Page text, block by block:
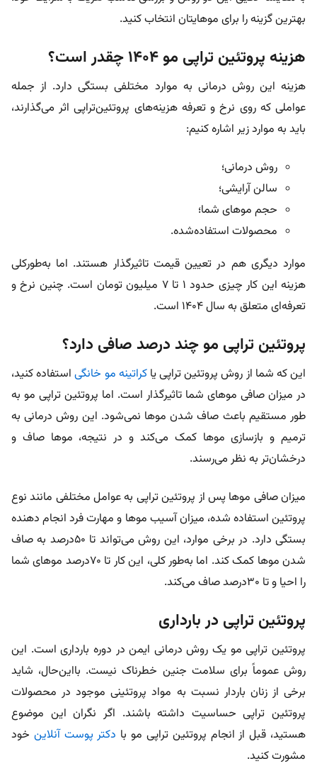
بهترین گزینه را برای موهایتان انتخاب کنید.
هزینه پروتئین تراپی مو ۱۴۰۴ چقدر است؟
هزینه این روش درمانی به موارد مختلفی بستگی دارد. از جمله
عواملی که روی نرخ و تعرفه هزینه‌های پروتئین‌تراپی اثر می‌گذارند،
باید به موارد زیر اشاره کنیم:
روش درمانی؛
سالن آرایشی؛
حجم موهای شما؛
محصولات استفاده‌شده.
موارد دیگری هم در تعیین قیمت تاثیرگذار هستند. اما به‌طورکلی
هزینه این کار چیزی حدود ۱ تا ۷ میلیون تومان است. چنین نرخ و
تعرفه‌ای متعلق به سال ۱۴۰۴ است.
پروتئین تراپی مو چند درصد صافی دارد؟
این که شما از روش پروتئین تراپی یاکراتینه مو خانگیاستفاده کنید،
در میزان صافی موهای شما تاثیرگذار است. اما پروتئین تراپی مو به
طور مستقیم باعث صاف شدن موها نمی‌شود. این روش درمانی به
ترمیم و بازسازی موها کمک می‌کند و در نتیجه، موها صاف و
درخشان‌تر به نظر می‌رسند.
میزان صافی موها پس از پروتئین تراپی به عوامل مختلفی مانند نوع
پروتئین استفاده شده، میزان آسیب موها و مهارت فرد انجام دهنده
بستگی دارد. در برخی موارد، این روش می‌تواند تا ۵۰درصد به صاف
شدن موها کمک کند. اما به‌طور کلی، این کار تا ۷۰درصد موهای شما
را احیا و تا ۳۰درصد صاف می‌کند.
پروتئین تراپی در بارداری
پروتئین تراپی مو یک روش درمانی ایمن در دوره بارداری است. این
روش عموماً برای سلامت جنین خطرناک نیست. بااین‌حال، شاید
برخی از زنان باردار نسبت به مواد پروتئینی موجود در محصولات
پروتئین تراپی حساسیت داشته باشند. اگر نگران این موضوع
هستید، قبل از انجام پروتئین تراپی مو با دکتر پوست آنلاین خود
مشورت کنید.